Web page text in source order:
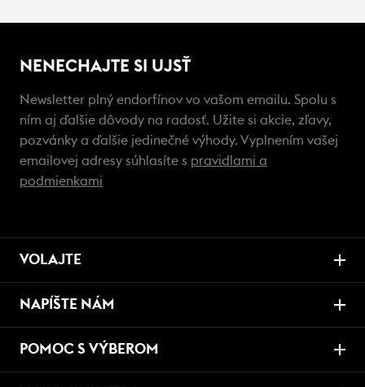
NENECHAJTE SI UJSŤ
Newsletter plný endorfínov vo vašom emailu. Spolu s
ním aj ďalšie dôvody na radosť. Užite si akcie, zľavy,
pozvánky a ďalšie jedinečné výhody. Vyplnením vašej
emailovej adresy súhlasíte s pravidlami a
podmienkami
VOLAJTE
NAPÍŠTE NÁM
POMOC S VÝBEROM